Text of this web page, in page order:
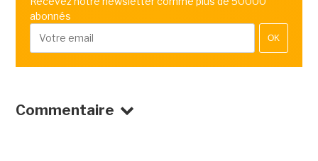
abonnés
OK
Commentaire